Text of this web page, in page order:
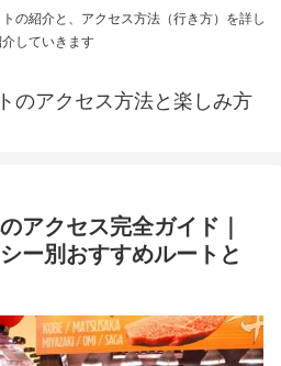
の紹介と、アクセス方法（行き方）を詳し
介していきます
のアクセス方法と楽しみ方
アクセス完全ガイド｜
ー別おすすめルートと